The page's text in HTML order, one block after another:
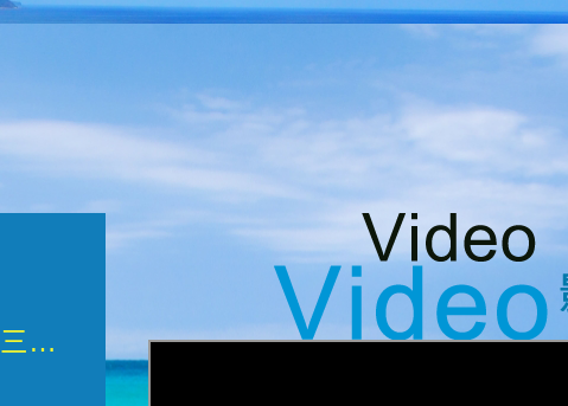
微觀墾丁三部曲 重生....